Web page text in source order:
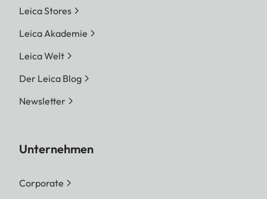
Leica Stores
Leica Akademie
Leica Welt
Der Leica Blog
Newsletter
Unternehmen
Corporate